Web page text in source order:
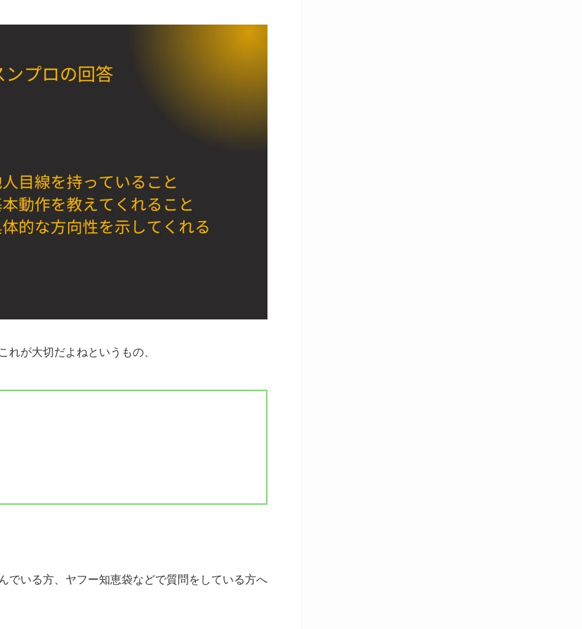
が大切だよねというもの、
でいる方、ヤフー知恵袋などで質問をしている方へ